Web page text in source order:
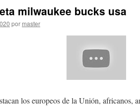
milwaukee bucks usa
por master
los europeos de la Unión, africanos,